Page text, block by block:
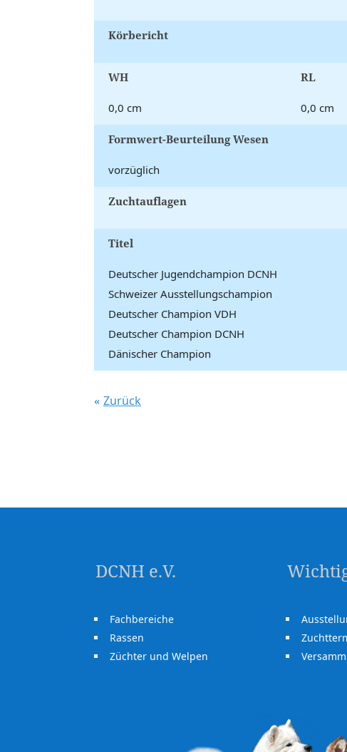
Körbericht
WH
0,0 cm
RL
0,0 cm
Formwert-Beurteilung Wesen
vorzüglich
Zuchtauflagen
Titel
Deutscher Jugendchampion DCNH
Schweizer Ausstellungschampion
Deutscher Champion VDH
Deutscher Champion DCNH
Dänischer Champion
Zurück
DCNH e.V.
Fachbereiche
Rassen
Züchter und Welpen